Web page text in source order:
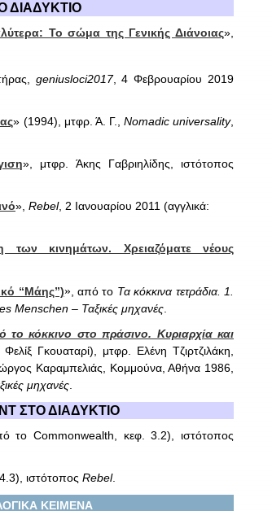
ΔΙΑΔΥΚΤΙΟ
Το σώμα της Γενικής Διάνοιας»,
geniusloci2017, 4 Φεβρουαρίου 2019
» (1994), μτφρ. Ά. Γ., Nomadicuniversality,
», μτφρ. Άκης Γαβριηλίδης, ιστότοπος
», Rebel, 2 Ιανουαρίου 2011 (αγγλικά:
κινημάτων. Χρειαζόματε νέους
“Μάης”)» , από το Τα κόκκινα τετράδια. 1.
Menschen – Ταξικές μηχανές
το κόκκινο στο πράσινο. Κυριαρχία και
Γκουαταρί), μτφρ. Ελένη Τζιρτζιλάκη,
Καραμπελιάς, Κομμούνα, Αθήνα 1986,
μηχανές
ΣΤΟ ΔΙΑΔΥΚΤΙΟ
το Commonwealth , κεφ. 3.2), ιστότοπος
4.3), ιστότοπος Rebel.
ΚΕΙΜΕΝΑ